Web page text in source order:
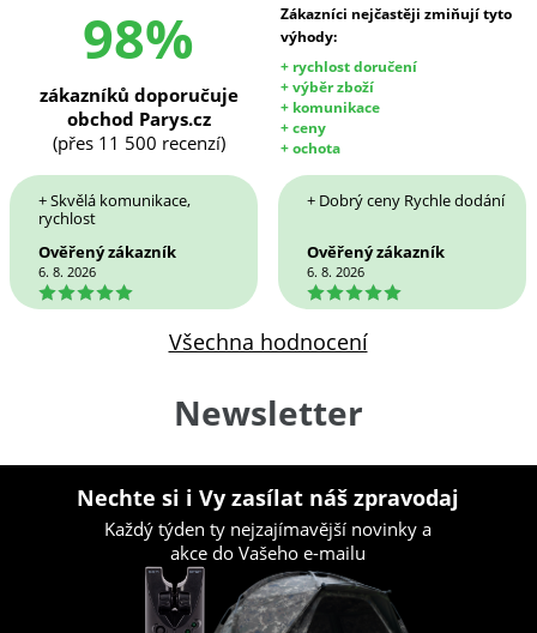
98%
Zákazníci nejčastěji zmiňují tyto
výhody:
+ rychlost doručení
+ výběr zboží
+ komunikace
+ ceny
+ ochota
zákazníků doporučuje
obchod Parys.cz
(přes 11 500 recenzí)
+ Skvělá komunikace,
rychlost
Ověřený zákazník
6. 8. 2026
5
+ Dobrý ceny Rychle dodání
Ověřený zákazník
6. 8. 2026
5
Všechna hodnocení
Newsletter
Nechte si i Vy zasílat náš zpravodaj
Každý týden ty nejzajímavější novinky a
akce do Vašeho e-mailu